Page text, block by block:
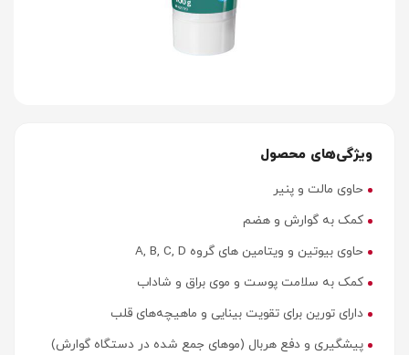
ویژگی‌های محصول
حاوی مالت و پنیر
کمک به گوارش و هضم
حاوی بیوتین و ویتامین های گروه A, B, C, D
کمک به سلامت پوست و موی براق و شاداب
دارای تورین برای تقویت بینایی و ماهیچه‌های قلب
پیشگیری و دفع هربال (موهای جمع شده در دستگاه گوارش)